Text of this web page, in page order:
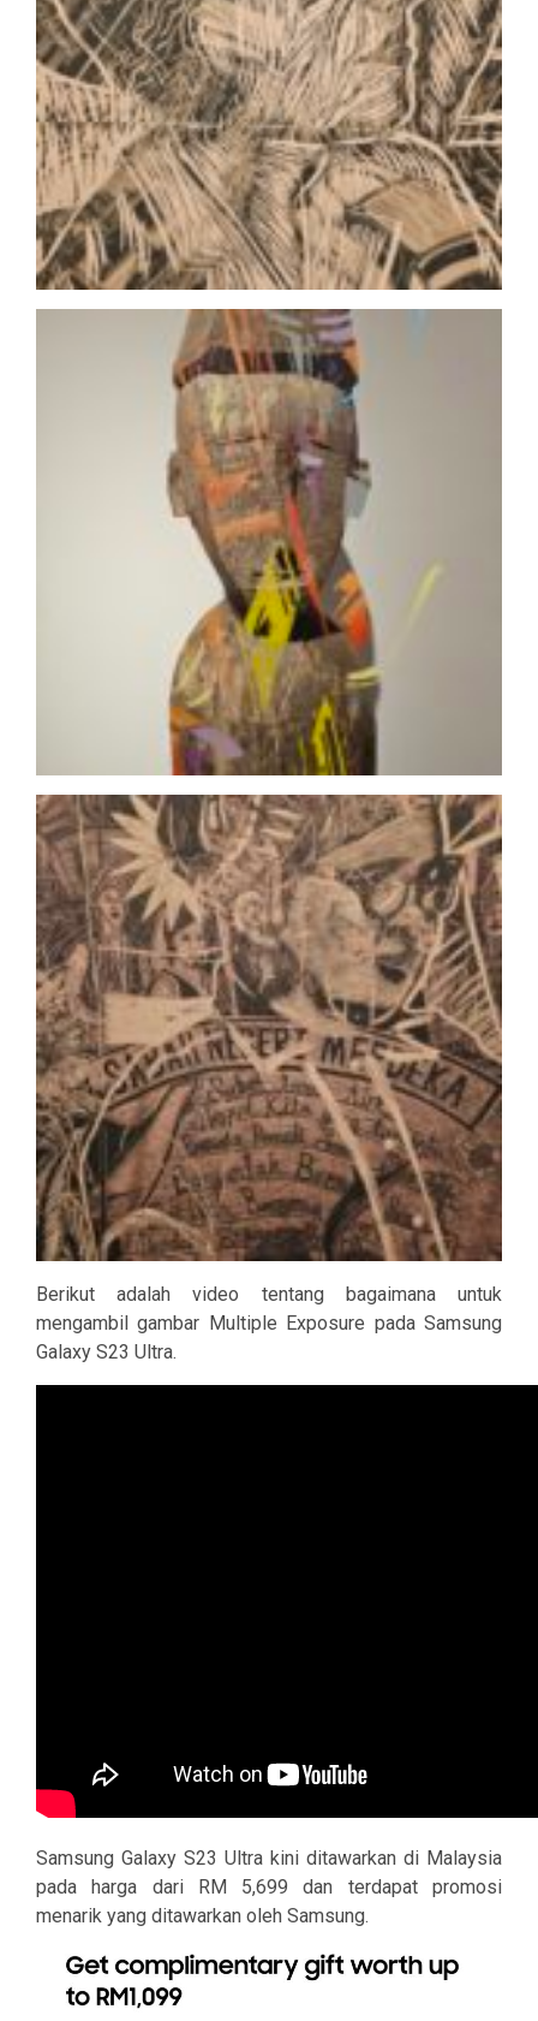
Berikut adalah video tentang bagaimana untuk
mengambil gambar Multiple Exposure pada Samsung
Galaxy S23 Ultra.
Samsung Galaxy S23 Ultra kini ditawarkan di Malaysia
pada harga dari RM 5,699 dan terdapat promosi
menarik yang ditawarkan oleh Samsung.